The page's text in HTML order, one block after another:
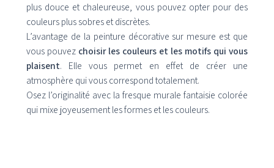
plus douce et chaleureuse, vous pouvez opter pour des
couleurs plus sobres et discrètes.
L’avantage de la peinture décorative sur mesure est que
vous pouvez choisir les couleurs et les motifs qui vous
plaisent. Elle vous permet en effet de créer une
atmosphère qui vous correspond totalement.
Osez l’originalité avec la fresque murale fantaisie colorée
qui mixe joyeusement les formes et les couleurs.